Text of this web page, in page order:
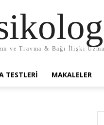
ve Travma & Bağı İlişki
TESTLERI MAKALELER